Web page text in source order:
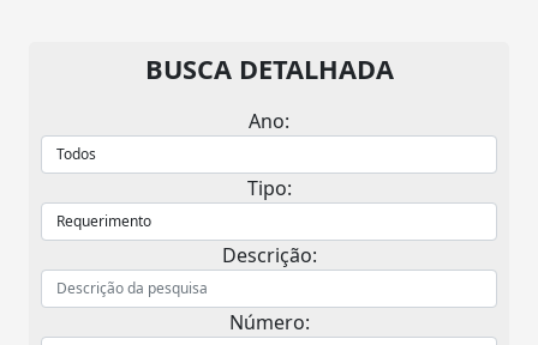
BUSCA DETALHADA
Ano:
Tipo:
Descrição:
Número: